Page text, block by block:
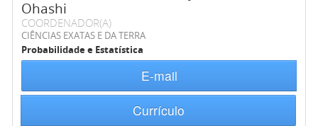
Ohashi
COORDENADOR(A)
CIÊNCIAS EXATAS E DA TERRA
Probabilidade e Estatística
E-mail
Currículo